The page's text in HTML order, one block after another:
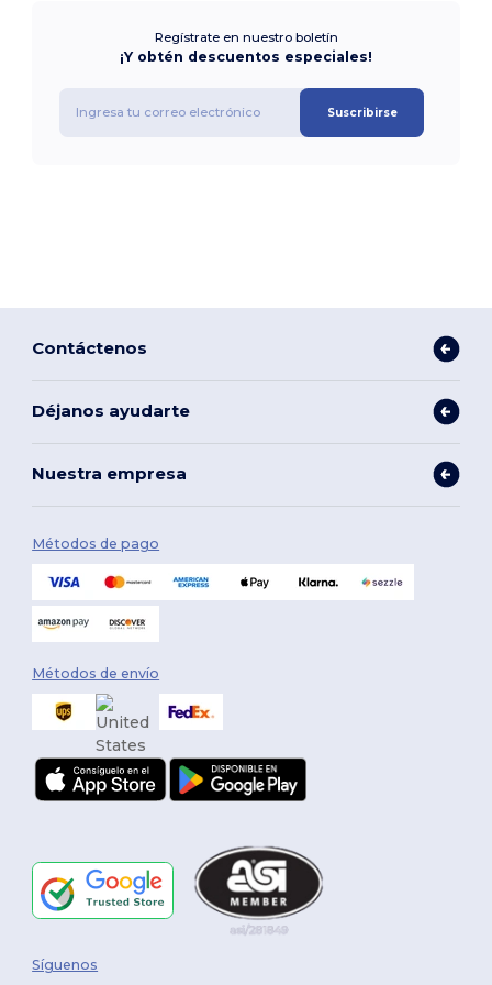
Regístrate en nuestro boletín
¡Y obtén descuentos especiales!
Suscribirse
Contáctenos
Déjanos ayudarte
Nuestra empresa
Métodos de pago
Métodos de envío
Síguenos